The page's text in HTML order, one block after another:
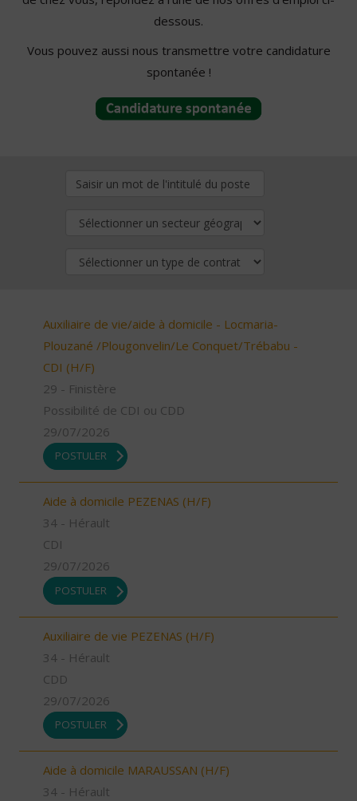
dessous.
Vous pouvez aussi nous transmettre votre candidature
spontanée !
Auxiliaire de vie/aide à domicile - Locmaria-
Plouzané /Plougonvelin/Le Conquet/Trébabu -
CDI (H/F)
29 - Finistère
Possibilité de CDI ou CDD
29/07/2026
POSTULER
Aide à domicile PEZENAS (H/F)
34 - Hérault
CDI
29/07/2026
POSTULER
Auxiliaire de vie PEZENAS (H/F)
34 - Hérault
CDD
29/07/2026
POSTULER
Aide à domicile MARAUSSAN (H/F)
34 - Hérault